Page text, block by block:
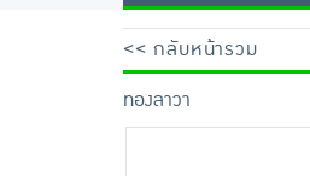
<< กลับหน้ารวม
ทองลาวา